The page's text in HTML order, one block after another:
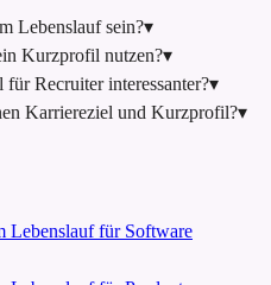
Lebenslauf sein?▾
Kurzprofil nutzen?▾
Recruiter interessanter?▾
Karriereziel und Kurzprofil?▾
Lebenslauf für Software